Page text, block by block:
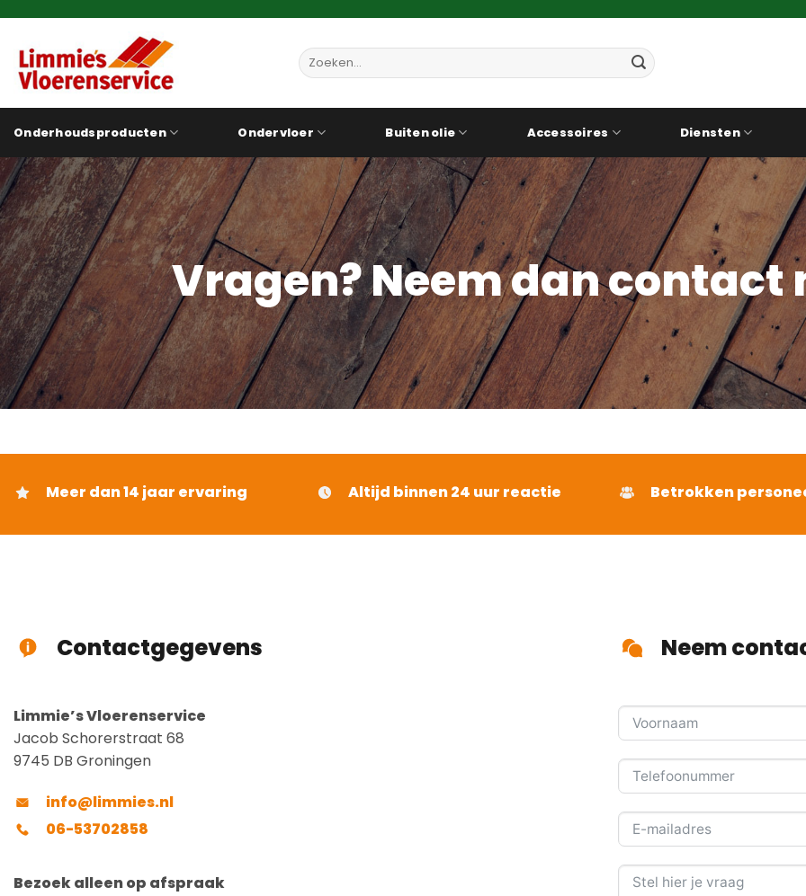
inhoud
Zoeken
naar:
Onderhoudsproducten Ondervloer Buiten olie Accessoires Diensten
Vragen? Neem dan contact
Meer dan 14 jaar ervaring Altijd binnen 24 uur reactie Betrokken
Contactgegevens
Limmie’s Vloerenservice
Jacob Schorerstraat 68
9745 DB Groningen
info@limmies.nl
06-53702858
Bezoek alleen op afspraak
Neem